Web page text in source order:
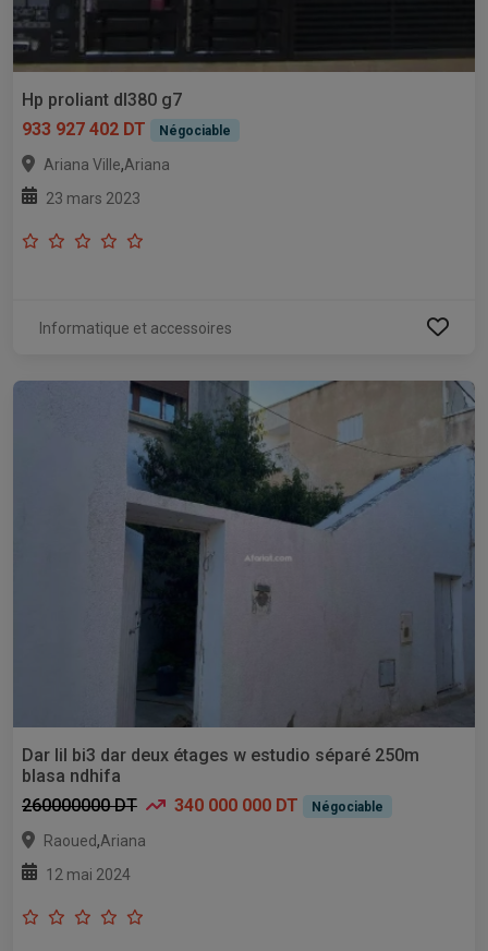
Hp proliant dl380 g7
933 927 402 DT
Négociable
Ariana Ville,Ariana
23 mars 2023
Informatique et accessoires
Dar lil bi3 dar deux étages w estudio séparé 250m
blasa ndhifa
260000000 DT
340 000 000 DT Négociable
Raoued,Ariana
12 mai 2024